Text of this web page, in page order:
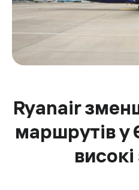
Ryanair
маршрутів у